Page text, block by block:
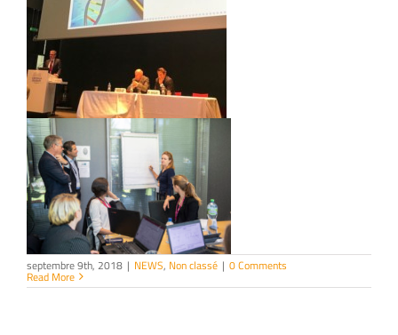
septembre 9th, 2018 | NEWS, Non classé | 0 Comments
Read More